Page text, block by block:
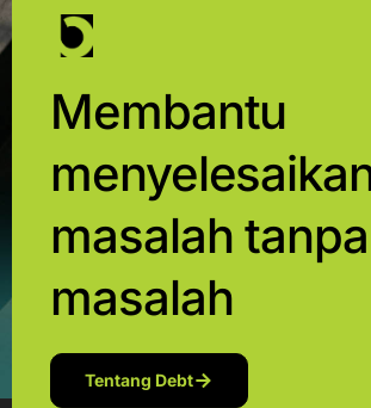
Membantu
masalah tanpa
masalah
Tentang Debt